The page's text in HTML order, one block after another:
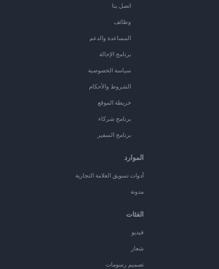
اتصل بنا
وظائف
المساعدة والدعم
برنامج الإحالة
سياسة الخصوصية
الشروط والأحكام
خريطة الموقع
برنامج شركاء
برنامج السفير
الموارد
أدوات تسويق العلامة التجارية
مدونة
الفئات
فيديو
شعار
تصميم رسومات